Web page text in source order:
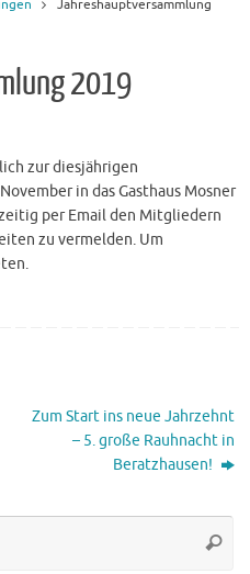
Jahreshauptversammlung
2019
zur diesjährigen
in das Gasthaus Mosner
per Email den Mitgliedern
zu vermelden. Um
Zum Start ins neue Jahrzehnt
– 5. große Rauhnacht in
Beratzhausen!